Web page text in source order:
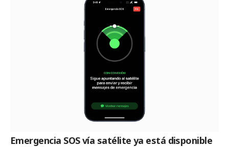
Emergencia SOS vía satélite ya está disponible